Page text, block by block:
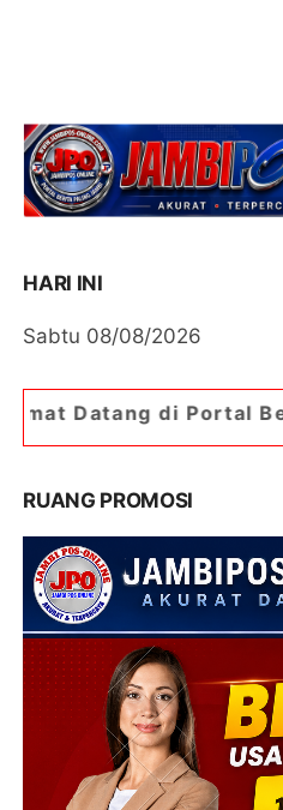
HARI INI
Sabtu 08/08/2026
Portal Berita Jambipos
RUANG PROMOSI